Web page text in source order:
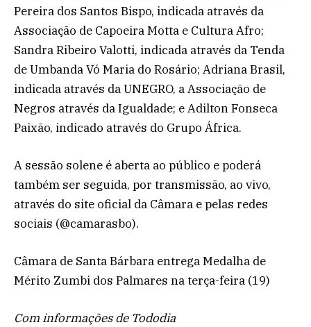
Pereira dos Santos Bispo, indicada através da
Associação de Capoeira Motta e Cultura Afro;
Sandra Ribeiro Valotti, indicada através da Tenda
de Umbanda Vó Maria do Rosário; Adriana Brasil,
indicada através da UNEGRO, a Associação de
Negros através da Igualdade; e Adilton Fonseca
Paixão, indicado através do Grupo África.
A sessão solene é aberta ao público e poderá
também ser seguida, por transmissão, ao vivo,
através do site oficial da Câmara e pelas redes
sociais (@camarasbo).
Câmara de Santa Bárbara entrega Medalha de
Mérito Zumbi dos Palmares na terça-feira (19)
Com informações de Tododia